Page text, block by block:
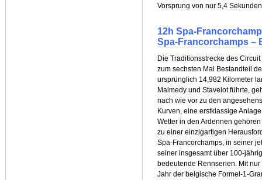
Vorsprung von nur 5,4
12h Spa-
Spa-Francorchamps –
Die Traditionsstrecke des
zum sechsten Mal Bestandteil
ursprünglich 14,982 Kilometer
Malmedy und Stavelot führte,
nach wie vor zu den
Kurven, eine erstklassige
Wetter in den Ardennen
zu einer einzigartigen
Spa-Francorchamps, in seiner
seiner insgesamt über 100-
bedeutende Rennserien. Mit
Jahr der belgische Formel-1-